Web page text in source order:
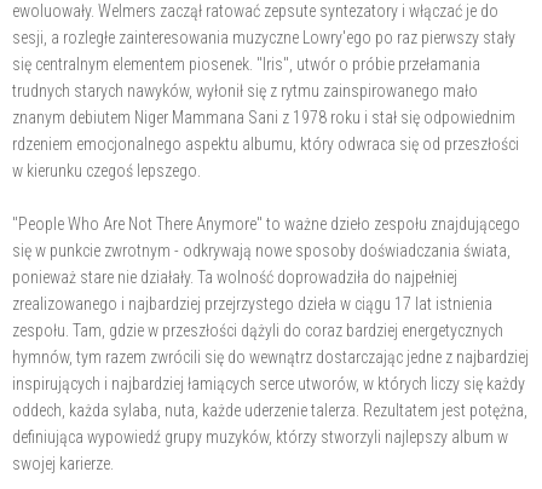
ewoluowały. Welmers zaczął ratować zepsute syntezatory i włączać je do
sesji, a rozległe zainteresowania muzyczne Lowry'ego po raz pierwszy stały
się centralnym elementem piosenek. "Iris", utwór o próbie przełamania
trudnych starych nawyków, wyłonił się z rytmu zainspirowanego mało
znanym debiutem Niger Mammana Sani z 1978 roku i stał się odpowiednim
rdzeniem emocjonalnego aspektu albumu, który odwraca się od przeszłości
w kierunku czegoś lepszego.
"People Who Are Not There Anymore" to ważne dzieło zespołu znajdującego
się w punkcie zwrotnym - odkrywają nowe sposoby doświadczania świata,
ponieważ stare nie działały. Ta wolność doprowadziła do najpełniej
zrealizowanego i najbardziej przejrzystego dzieła w ciągu 17 lat istnienia
zespołu. Tam, gdzie w przeszłości dążyli do coraz bardziej energetycznych
hymnów, tym razem zwrócili się do wewnątrz dostarczając jedne z najbardziej
inspirujących i najbardziej łamiących serce utworów, w których liczy się każdy
oddech, każda sylaba, nuta, każde uderzenie talerza. Rezultatem jest potężna,
definiująca wypowiedź grupy muzyków, którzy stworzyli najlepszy album w
swojej karierze.